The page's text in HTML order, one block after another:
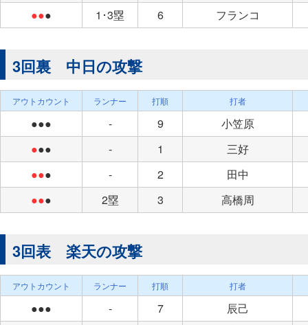
●●● 1･3塁 6 フランコ
3回裏 中日の攻撃
アウトカウント ランナー 打順 打者
●●● - 9
小笠原
●●● - 1
三好
●●● - 2
田中
●●● 2塁 3 高橋周
3回表 楽天の攻撃
アウトカウント ランナー 打順 打者
●●● - 7
辰己